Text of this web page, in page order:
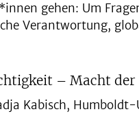
gehen: Um
Verantwortung,
– Macht der
Kabisch,